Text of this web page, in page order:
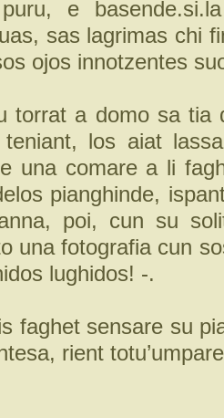
e
sas lagrimas chi
ojos innotzentes
torrat a domo sa tia
teniant, los aiat
una comare a li
pianghinde,
poi, cun su
una fotografia cun
lughidos! -.
faghet sensare su
rient